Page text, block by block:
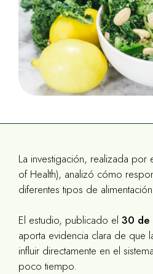
La investigación, realizada por
of Health), analizó cómo
diferentes tipos de
El estudio, publicado el 30 de
aporta evidencia clara de que
influir directamente en el
poco tiempo.